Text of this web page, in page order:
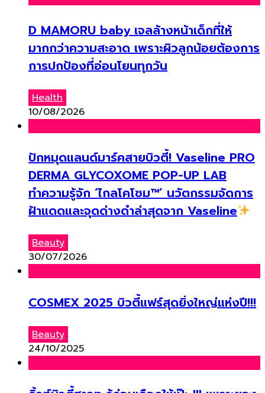
D MAMORU baby เจลล้างหน้าเด็กที่ให้
มากกว่าความสะอาด เพราะผิวลูกน้อยต้องการ
การปกป้องที่อ่อนโยนทุกวัน
Health
10/08/2026
ปักหมุดแลนด์มาร์คสายบิวตี้! Vaseline PRO
DERMA GLYCOXOME POP-UP LAB
ทำความรู้จัก ‘ไกลโคโซม™’ นวัตกรรมจัดการ
ฝ้าแดดและจุดด่างดำล่าสุดจาก Vaseline
Beauty
30/07/2026
COSMEX 2025 บิวตี้แฟร์สุดยิ่งใหญ่แห่งปี!!!
Beauty
24/10/2025